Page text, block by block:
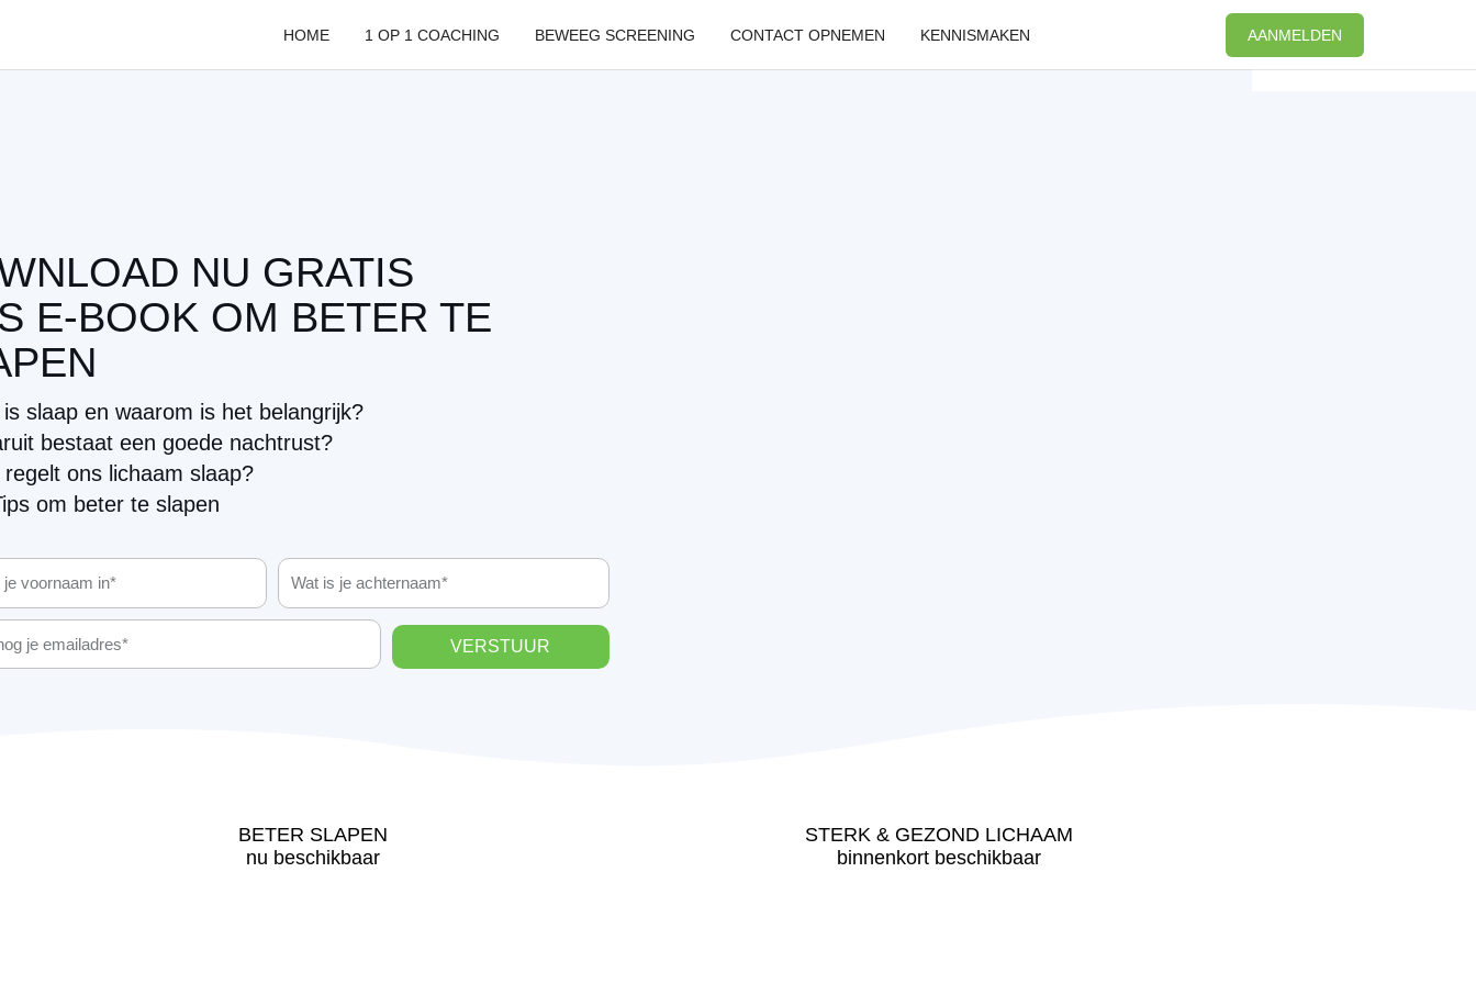
inhoud
HOME 1 OP 1 COACHING BEWEEG SCREENING CONTACT OPNEMEN KENNISMAKEN AANMELDEN
NU GRATIS
E-BOOK OM BETER TE
slaap en waarom is het belangrijk?
bestaat een goede nachtrust?
ons lichaam slaap?
om beter te slapen
VERSTUUR
BETER SLAPEN
nu beschikbaar
STERK & GEZOND LICHAAM
binnenkort beschikbaar